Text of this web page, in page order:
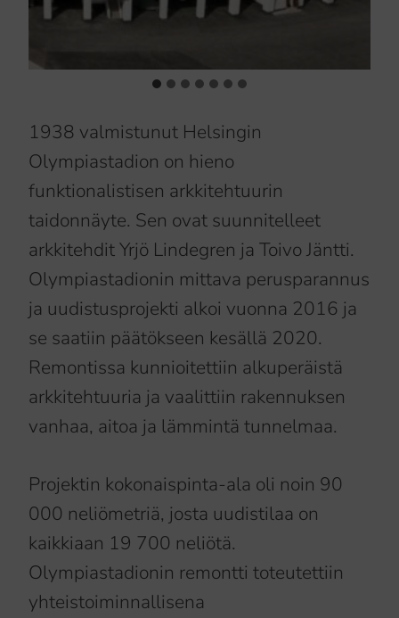
1938 valmistunut Helsingin
Olympiastadion on hieno
funktionalistisen arkkitehtuurin
taidonnäyte. Sen ovat suunnitelleet
arkkitehdit Yrjö Lindegren ja Toivo Jäntti.
Olympiastadionin mittava perusparannus
ja uudistusprojekti alkoi vuonna 2016 ja
se saatiin päätökseen kesällä 2020.
Remontissa kunnioitettiin alkuperäistä
arkkitehtuuria ja vaalittiin rakennuksen
vanhaa, aitoa ja lämmintä tunnelmaa.
Projektin kokonaispinta-ala oli noin 90
000 neliömetriä, josta uudistilaa on
kaikkiaan 19 700 neliötä.
Olympiastadionin remontti toteutettiin
yhteistoiminnallisena